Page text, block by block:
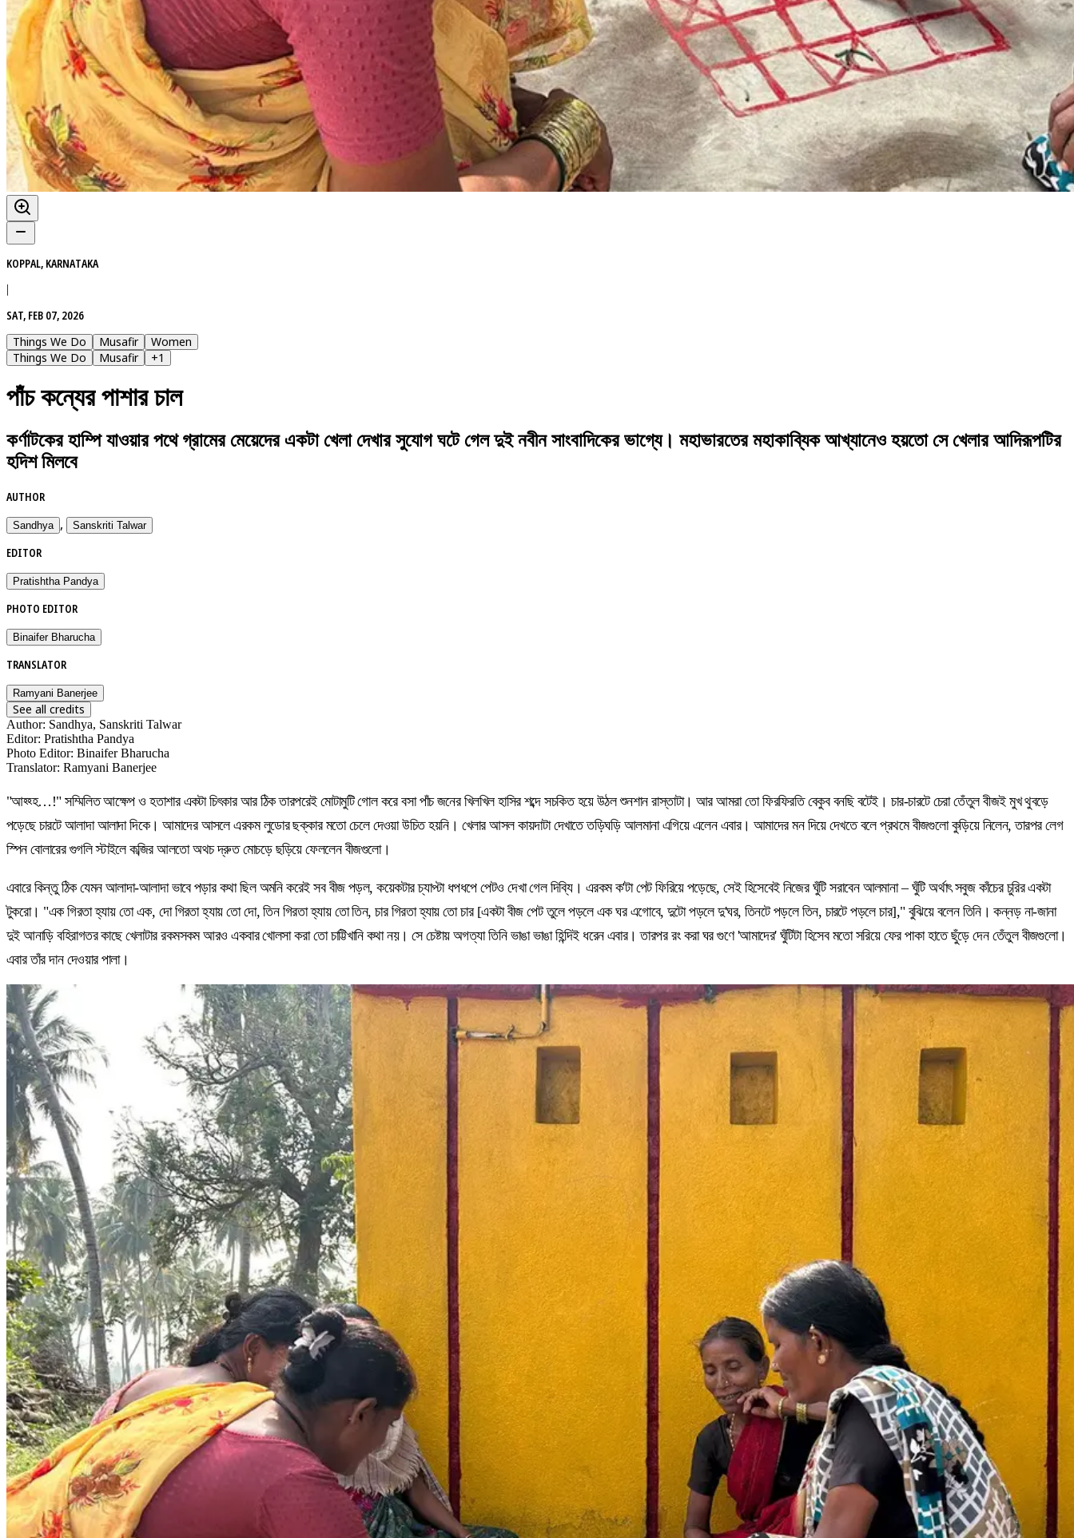
KOPPAL, KARNATAKA
|
SAT, FEB 07, 2026
Things We Do
Musafir
Women
Things We Do
Musafir +1
পাঁচ কন্যের পাশার চাল
কর্ণাটকের হাম্পি যাওয়ার পথে গ্রামের মেয়েদের একটা খেলা দেখার সুযোগ ঘটে গেল দুই নবীন সাংবাদিকের ভাগ্যে। মহাভারতের মহাকাব্যিক আখ্যানেও হয়তো সে খেলার আদিরূপটির
হদিশ মিলবে
AUTHOR
Sandhya , Sanskriti Talwar
EDITOR
Pratishtha Pandya
PHOTO EDITOR
Binaifer Bharucha
TRANSLATOR
Ramyani Banerjee
See all credits
Author: Sandhya, Sanskriti Talwar
Editor: Pratishtha Pandya
Photo Editor: Binaifer Bharucha
Translator: Ramyani Banerjee
"আহ্হ্হ…!" সম্মিলিত আক্ষেপ ও হতাশার একটা চিৎকার আর ঠিক তারপরেই মোটামুটি গোল করে বসা পাঁচ জনের খিলখিল হাসির শব্দে সচকিত হয়ে উঠল শুনশান রাস্তাটা। আর আমরা তো ফিরফিরতি বেকুব বনছি বটেই। চার-চারটে চেরা তেঁতুল বীজই মুখ থুবড়ে
পড়েছে চারটে আলাদা আলাদা দিকে। আমাদের আসলে এরকম লুডোর ছক্কার মতো চেলে দেওয়া উচিত হয়নি। খেলার আসল কায়দাটা দেখাতে তড়িঘড়ি আলমানা এগিয়ে এলেন এবার। আমাদের মন দিয়ে দেখতে বলে প্রথমে বীজগুলো কুড়িয়ে নিলেন, তারপর লেগ
স্পিন বোলারের গুগলি স্টাইলে কব্জির আলতো অথচ দ্রুত মোচড়ে ছড়িয়ে ফেললেন বীজগুলো।
এবারে কিন্তু ঠিক যেমন আলাদা-আলাদা ভাবে পড়ার কথা ছিল অমনি করেই সব বীজ পড়ল, কয়েকটার চ্যাপ্টা ধপধপে পেটও দেখা গেল দিব্যি। এরকম ক'টা পেট ফিরিয়ে পড়েছে, সেই হিসেবেই নিজের ঘুঁটি সরাবেন আলমানা – ঘুঁটি অর্থাৎ সবুজ কাঁচের চুরির একটা
টুকরো। "এক গিরতা হ্যায় তো এক, দো গিরতা হ্যায় তো দো, তিন গিরতা হ্যায় তো তিন, চার গিরতা হ্যায় তো চার [একটা বীজ পেট তুলে পড়লে এক ঘর এগোবে, দুটো পড়লে দু'ঘর, তিনটে পড়লে তিন, চারটে পড়লে চার]," বুঝিয়ে বলেন তিনি। কন্নড় না-জানা
দুই আনাড়ি বহিরাগতর কাছে খেলাটার রকমসকম আরও একবার খোলসা করা তো চাট্টিখানি কথা নয়। সে চেষ্টায় অগত্যা তিনি ভাঙা ভাঙা হিন্দিই ধরেন এবার। তারপর রং করা ঘর গুণে 'আমাদের' ঘুঁটিটা হিসেব মতো সরিয়ে ফের পাকা হাতে ছুঁড়ে দেন তেঁতুল বীজগুলো।
এবার তাঁর দান দেওয়ার পালা।